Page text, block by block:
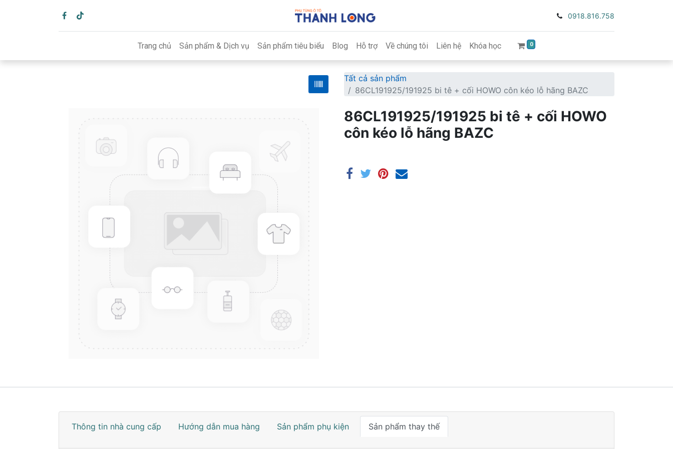
0918.816.758
Trang chủ Sản phẩm & Dịch vụ Sản phẩm tiêu biểu Blog Hỗ trợ Về chúng tôi Liên hệ Khóa học 0
Tất cả sản phẩm
86CL191925/191925 bi tê + cối HOWO côn kéo lỗ hãng BAZC
86CL191925/191925 bi tê + cối HOWO
côn kéo lỗ hãng BAZC
Thông tin nhà cung cấp Hướng dẫn mua hàng Sản phẩm phụ kiện Sản phẩm thay thế